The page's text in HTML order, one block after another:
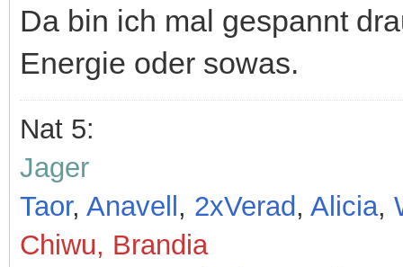
Da bin ich mal gespannt
Energie oder sowas.
Nat 5:
Jager
Taor, Anavell , 2xVerad, Alicia,
Chiwu, Brandia